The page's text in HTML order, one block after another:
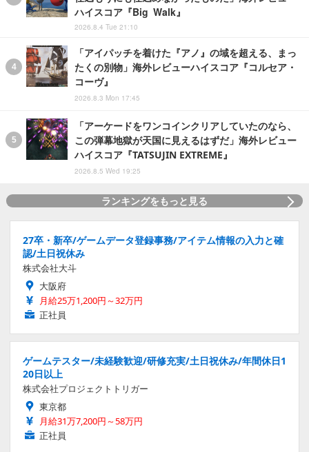
ハイスコア『Big Walk』
2026.8.4 Tue 21:10
「アイパッチを着けた『アノ』の域を超える、まっ
たくの別物」海外レビューハイスコア『コルセア・
コーヴ』
2026.8.3 Mon 17:45
「アーケードをワンコインクリアしていたのなら、
この弾幕地獄が天国に見えるはずだ」海外レビュー
ハイスコア『TATSUJIN EXTREME』
2026.8.5 Wed 19:25
ランキングをもっと見る
27卒・新卒/ゲームデータ登録事務/アイテム情報の入力と確
認/土日祝休み
株式会社大斗
大阪府
月給25万1,200円～32万円
正社員
ゲームテスター/未経験歓迎/研修充実/土日祝休み/年間休日1
20日以上
株式会社プロジェクトトリガー
東京都
月給31万7,200円～58万円
正社員